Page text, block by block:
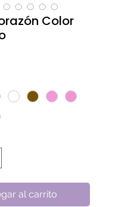
Color
al carrito